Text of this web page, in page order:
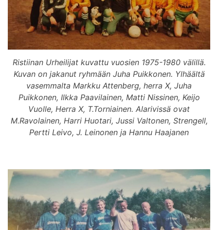
Ristiinan Urheilijat kuvattu vuosien 1975-1980 välillä.
Kuvan on jakanut ryhmään Juha Puikkonen. Ylhäältä
vasemmalta Markku Attenberg, herra X, Juha
Puikkonen, Ilkka Paavilainen, Matti Nissinen, Keijo
Vuolle, Herra X, T.Torniainen. Alarivissä ovat
M.Ravolainen, Harri Huotari, Jussi Valtonen, Strengell,
Pertti Leivo, J. Leinonen ja Hannu Haajanen